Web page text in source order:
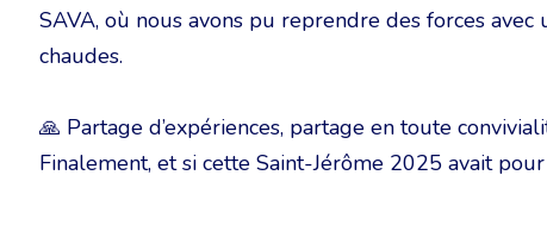
SAVA, où nous avons pu reprendre des forces
chaudes.
🙏 Partage d’expériences, partage en toute
Finalement, et si cette Saint-Jérôme 2025 avait